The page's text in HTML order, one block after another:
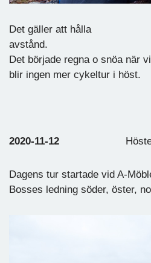
Det gäller att hålla
Det började regna o snöa när
blir ingen mer cykeltur i höst.
2020-11-12
Dagens tur startade vid A-
Bosses ledning söder, öster,